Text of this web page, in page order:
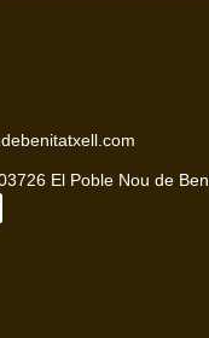
El Poble Nou de